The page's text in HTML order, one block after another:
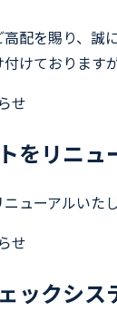
配を賜り、誠
けております
せ
をリニュ
ューアルいた
せ
ックシ